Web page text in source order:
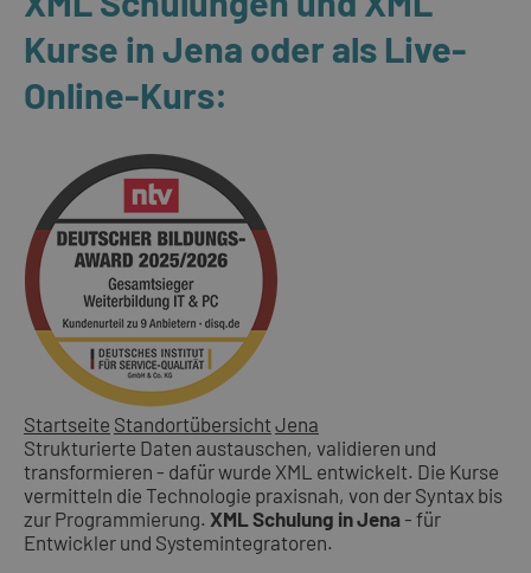
Kurse in Jena oder als Live-
Online-Kurs:
Startseite StandortübersichtJena
Strukturierte Daten austauschen, validieren und
transformieren - dafür wurde XML entwickelt. Die Kurse
vermitteln die Technologie praxisnah, von der Syntax bis
zur Programmierung. XML Schulung in Jena- für
Entwickler und Systemintegratoren.